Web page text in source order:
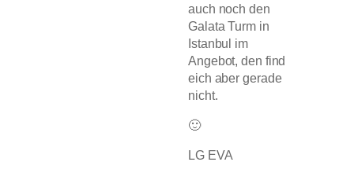
auch noch den
Galata Turm in
Istanbul im
Angebot, den find
eich aber gerade
nicht.
🙂
LG EVA